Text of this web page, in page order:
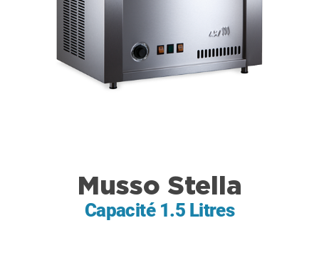
Musso Stella
Capacité 1.5 Litres